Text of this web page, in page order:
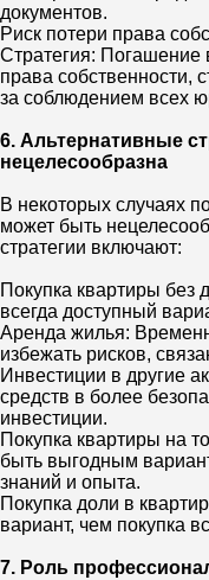
документов.
Риск потери права
Стратегия: Погашение
права собственности,
за соблюдением всех
6. Альтернативные
нецелесообразна
В некоторых случаях
может быть
стратегии включают:
Покупка квартиры без
всегда доступный
Аренда жилья:
избежать рисков,
Инвестиции в другие
средств в более
инвестиции.
Покупка квартиры на
быть выгодным
знаний и опыта.
Покупка доли в
вариант, чем покупка
7. Роль